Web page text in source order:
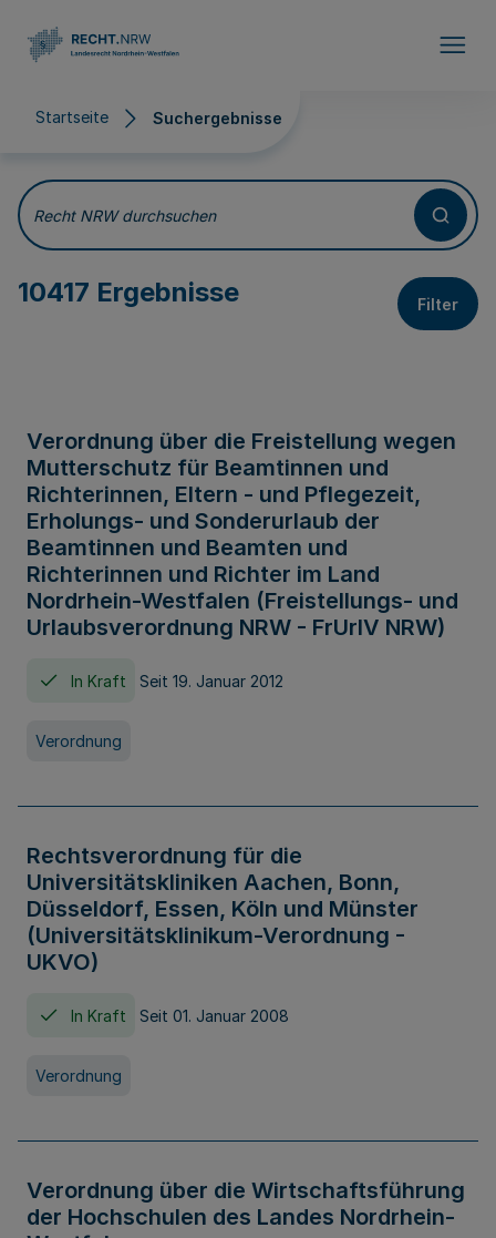
Startseite Suchergebnisse
Suchergebnisse
Recht NRW durchsuchen
10417 Ergebnisse Filter
Verordnung über die Freistellung wegen
Mutterschutz für Beamtinnen und
Richterinnen, Eltern - und Pflegezeit,
Erholungs- und Sonderurlaub der
Beamtinnen und Beamten und
Richterinnen und Richter im Land
Nordrhein-Westfalen (Freistellungs- und
Urlaubsverordnung NRW - FrUrlV NRW)
In Kraft Seit 19. Januar 2012
Verordnung
Rechtsverordnung für die
Universitätskliniken Aachen, Bonn,
Düsseldorf, Essen, Köln und Münster
(Universitätsklinikum-Verordnung -
UKVO)
In Kraft Seit 01. Januar 2008
Verordnung
Verordnung über die Wirtschaftsführung
der Hochschulen des Landes Nordrhein-